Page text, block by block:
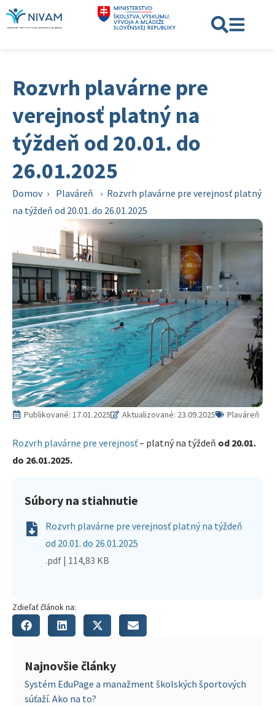
Rozvrh plavárne pre
verejnosť platný na
týždeň od 20.01. do
26.01.2025
Domov › Plaváreň › Rozvrh plavárne pre verejnosť platný
na týždeň od 20.01. do 26.01.2025
Publikované: 17.01.2025 Aktualizované: 23.09.2025 Plaváreň
Rozvrh plavárne pre verejnosť– platný na týždeň od 20.01.
do 26.01.2025.
Súbory na stiahnutie
Rozvrh plavárne pre verejnosť platný na týždeň
od 20.01. do 26.01.2025
.pdf | 114,83 KB
Zdieľať článok na:
Najnovšie články
Systém EduPage a manažment školských športových
súťaží. Ako na to?